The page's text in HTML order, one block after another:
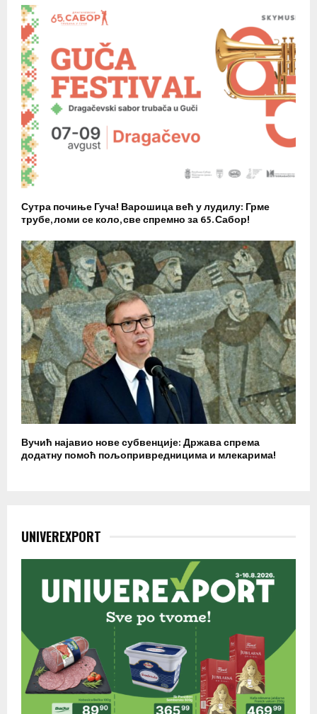
Сутра почиње Гуча! Варошица већ у лудилу: Грме
трубе, ломи се коло, све спремно за 65. Сабор!
Вучић најавио нове субвенције: Држава спрема
додатну помоћ пољопривредницима и млекарима!
UNIVEREXPORT